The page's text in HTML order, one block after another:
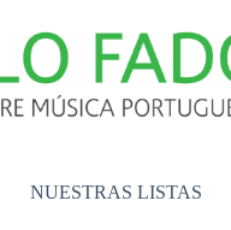
NUESTRAS LISTAS